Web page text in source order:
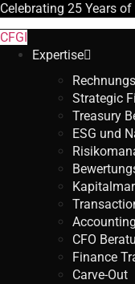
Celebrating 25 Years of
CFGI
Expertise
Strategic
Treasury
ESG und
CFO
Finance
Carve-Out